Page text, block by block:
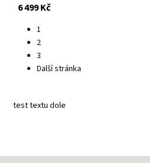
6 499 Kčs DPH
1
2
3
Další stránka
test textu dole